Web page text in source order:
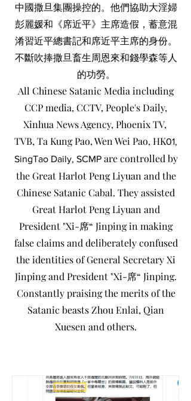
中國撒旦集團操控的。他們協助大淫婦
彭麗媛和《席近平》主席造假，蓄意混
淆習近平總書記和席近平主席的身份。
不斷吹捧撒旦畜生周恩來和錢學森等人
的功勞。
All Chinese Satanic Media including
CCP media, CCTV, People's Daily,
Xinhua News Agency, Phoenix TV,
TVB, Ta Kung Pao, Wen Wei Pao, HK01,
SingTao Daily, SCMPare controlled by
the Great Harlot Peng Liyuan and the
Chinese Satanic Cabal. They assisted
Great Harlot Peng Liyuan and
President "Xi-席“ Jinping in making
false claims and deliberately confused
the identities of General Secretary Xi
Jinping and President "Xi-席“ Jinping.
Constantly praising the merits of the
Satanic beasts Zhou Enlai, Qian
Xuesen and others.